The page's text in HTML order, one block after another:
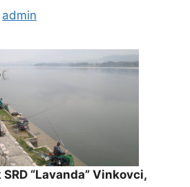
admin
“Lavanda” Vinkovci,